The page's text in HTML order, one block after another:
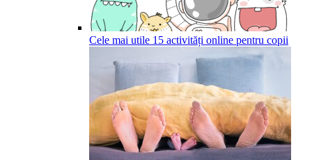
Cele mai utile 15 activități online pentru copii